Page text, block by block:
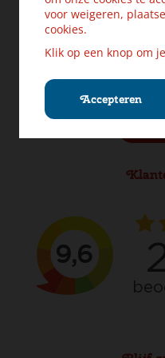
voor weigeren,
cookies.
Klik op een knop om
Accepteren
Levering &
Ruilen
Klachten?